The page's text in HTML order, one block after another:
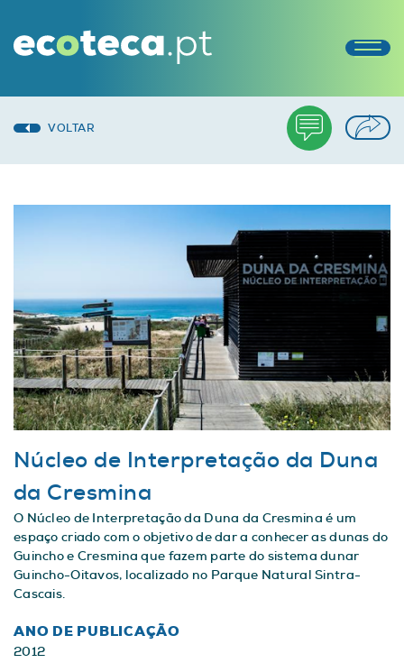
VOLTAR
Núcleo de Interpretação da Duna
da Cresmina
O Núcleo de Interpretação da Duna da Cresmina é um
espaço criado com o objetivo de dar a conhecer as dunas do
Guincho e Cresmina que fazem parte do sistema dunar
Guincho-Oitavos, localizado no Parque Natural Sintra-
Cascais.
ANO DE PUBLICAÇÃO
2012